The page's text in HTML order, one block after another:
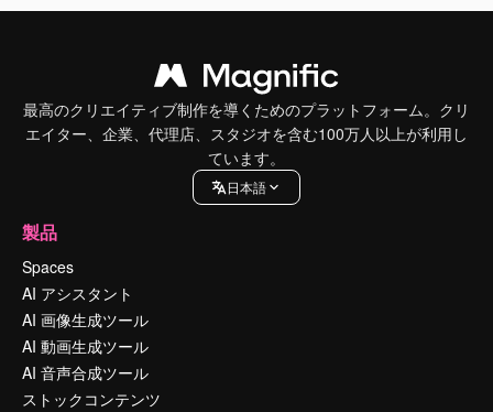
最高のクリエイティブ制作を導くためのプラットフォーム。クリ
エイター、企業、代理店、スタジオを含む100万人以上が利用し
ています。
日本語
製品
Spaces
AI アシスタント
AI 画像生成ツール
AI 動画生成ツール
AI 音声合成ツール
ストックコンテンツ